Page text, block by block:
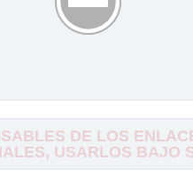
DE LOS
USARLOS BAJO